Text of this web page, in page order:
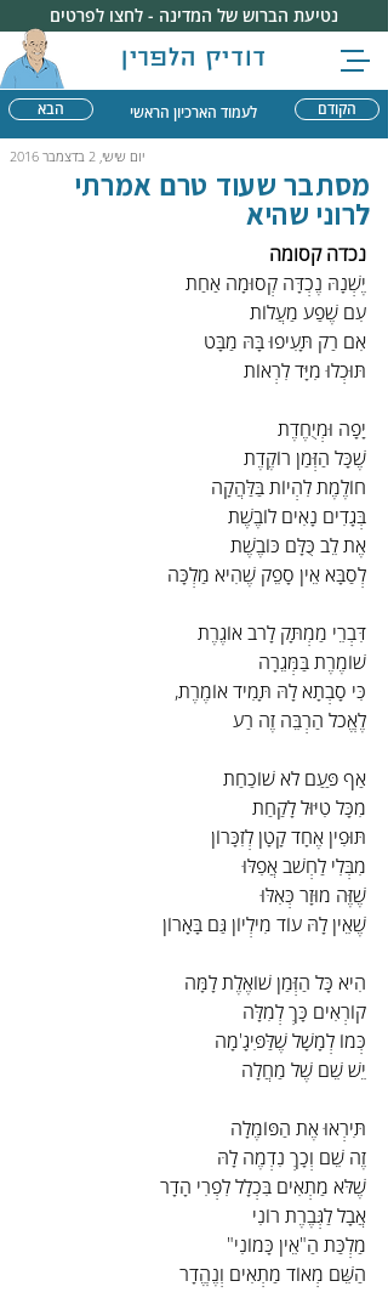
דודיק הלפרין
נטיעת הברוש של המדינה - לחצו לפרטים
הבא הקודם לעמוד הארכיון הראשי
יום שישי, 2 בדצמבר 2016
מסתבר שעוד טרם אמרתי
לרוני שהיא
נכדה קסומה
יֶשְׁנָהּ נֶכְדָּה קְסוּמָה אַחַת
עִם שֶׁפַע מַעֲלוֹת
אִם רַק תָּעִיפוּ בָּהּ מַבָּט
תּוּכְלוּ מִיָּד לִרְאוֹת
יָפָה וּמְיֻחֶדֶת
שֶׁכָּל הַזְּמַן רוֹקֶדֶת
חוֹלֶמֶת לִהְיוֹת בַּלַּהֲקָה
בְּגָדִים נָאִים לוֹבֶשֶׁת
אֶת לֵב כֻּלָּם כּוֹבֶשֶׁת
לְסַבָּא אֵין סָפֵק שֶׁהִיא מַלְכָּה
דִּבְרֵי מַמְתָּק לָרֹב אוֹגֶרֶת
שׁוֹמֶרֶת בַּמְּגֵרָה
כִּי סָבְתָא לָהּ תָּמִיד אוֹמֶרֶת,
לֶאֱכֹל הַרְבֵּה זֶה רַע
אַף פַּעַם לֹא שׁוֹכַחַת
מִכָּל טִיּוּל לָקַחַת
תּוּפִין אֶחָד קָטָן לְזִכָּרוֹן
מִבְּלִי לַחְשֹׁב אֲפִלּוּ
שֶׁזֶּה מוּזָר כְּאִלּוּ
שֶׁאֵין לָהּ עוֹד מִילְיוֹן גַּם בָּאָרוֹן
הִיא כָּל הַזְּמַן שׁוֹאֶלֶת לָמָּה
קוֹרְאִים כָּךְ לְמִלָּה
כְּמוֹ לְמָשָׁל שֶׁלַּפִּיגָ'מָה
יֵשׁ שֵׁם שֶׁל מַחֲלָה
תִּירְאוּ אֶת הַפּוֹמֶלָה
זֶה שֵׁם וְכָךְ נִדְמֶה לָהּ
שֶׁלֹּא מַתְאִים בִּכְלָל לִפְרִי הָדָר
אֲבָל לַגְּבֶרֶת רוֹנִי
מַלְכַּת הַ"אֵין כָּמוֹנִי"
הַשֵּׁם מְאוֹד מַתְאִים וְנֶהֱדָר